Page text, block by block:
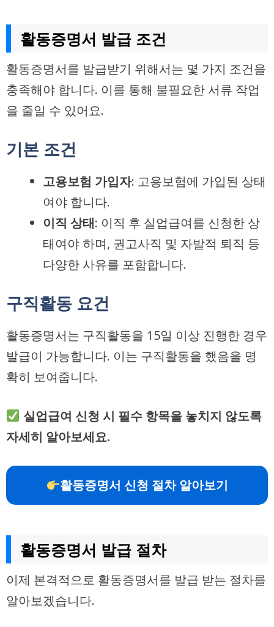
활동증명서 발급 조건
활동증명서를 발급받기 위해서는 몇 가지 조건을
충족해야 합니다. 이를 통해 불필요한 서류 작업
을 줄일 수 있어요.
기본 조건
고용보험 가입자: 고용보험에 가입된 상태
여야 합니다.
이직 상태: 이직 후 실업급여를 신청한 상
태여야 하며, 권고사직 및 자발적 퇴직 등
다양한 사유를 포함합니다.
구직활동 요건
활동증명서는 구직활동을 15일 이상 진행한 경우
발급이 가능합니다. 이는 구직활동을 했음을 명
확히 보여줍니다.
실업급여 신청 시 필수 항목을 놓치지 않도록
자세히 알아보세요.
활동증명서 신청 절차 알아보기
활동증명서 발급 절차
이제 본격적으로 활동증명서를 발급 받는 절차를
알아보겠습니다.